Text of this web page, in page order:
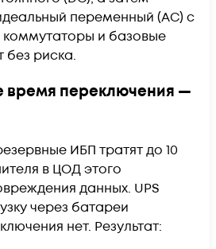
переменный (AC) с
коммутаторы и базовые
без риска.
время переключения —
ИБП тратят до 10
в ЦОД этого
данных. UPS
через батареи
нет. Результат: